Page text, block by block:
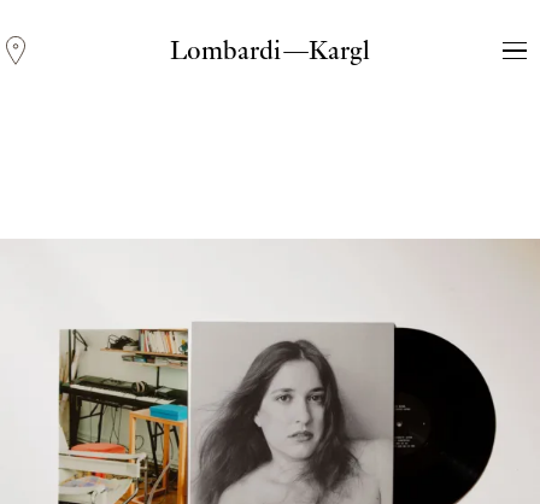
Lombardi—Kargl
Andreas Fogarasi
Three Light Sources